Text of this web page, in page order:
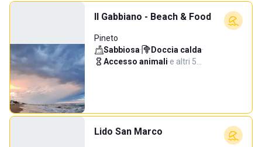
Il Gabbiano - Beach & Food
Pineto
Sabbiosa· Doccia calda·
Accesso animali·e altri 5…
Lido San Marco